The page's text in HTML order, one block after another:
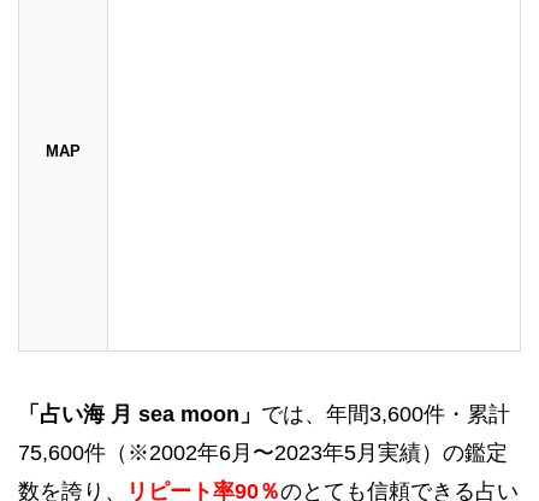
MAP
「占い海 月 sea moon」 では、年間3,600件・累計
75,600件（※2002年6月〜2023年5月実績）の鑑定
数を誇り、
リピート率90％のとても信頼できる占い